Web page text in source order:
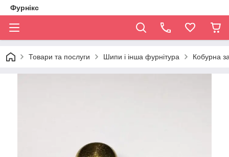
Фурнікс
Товари та послуги Шипи і інша фурнітура Кобурна